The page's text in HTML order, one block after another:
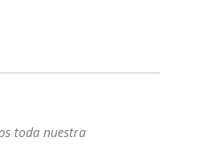
toda nuestra